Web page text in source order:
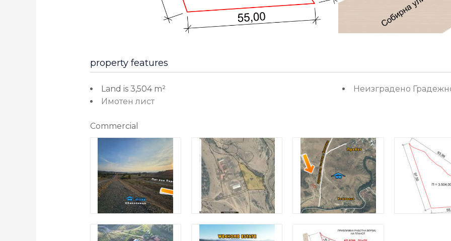
property features
Land is 3,504 m²
Имотен лист
Неизградено
Commercial